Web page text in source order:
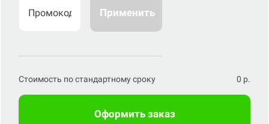
Применить
Стоимость по стандартному сроку 0 р.
Оформить заказ